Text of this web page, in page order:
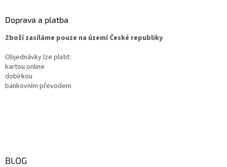
Doprava a platba
Zboží zasíláme pouze na území České republiky
Objednávky lze platit:
kartou online
dobírkou
bankovním převodem
BLOG